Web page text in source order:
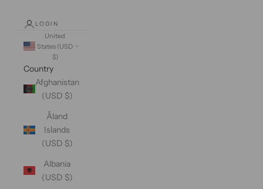
LOGIN
United
States (USD
$)
Country
Afghanistan
(USD $)
Åland
Islands
(USD $)
Albania
(USD $)